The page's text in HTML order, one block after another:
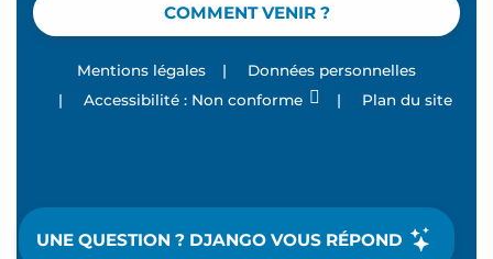
UNE QUESTION ? DJANGO VOUS RÉPOND
COMMENT VENIR ?
Mentions légales |
Données personnelles
|
Accessibilité : Non conforme | Plan du site